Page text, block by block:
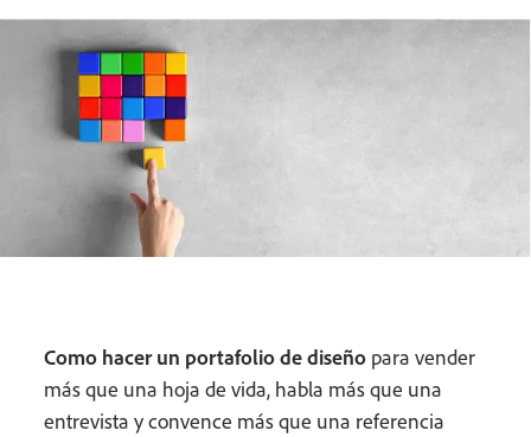
Como hacer un portafolio de diseño para vender
más que una hoja de vida, habla más que una
entrevista y convence más que una referencia